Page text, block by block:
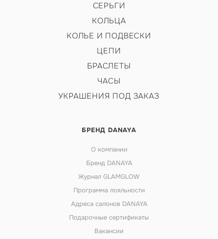
СЕРЬГИ
КОЛЬЦА
КОЛЬЕ И ПОДВЕСКИ
ЦЕПИ
БРАСЛЕТЫ
ЧАСЫ
УКРАШЕНИЯ ПОД ЗАКАЗ
БРЕНД DANAYA
О компании
Бренд DANAYA
Журнал GLAMGLOW
Программа лояльности
Адреса салонов DANAYA
Подарочные сертификаты
Вакансии